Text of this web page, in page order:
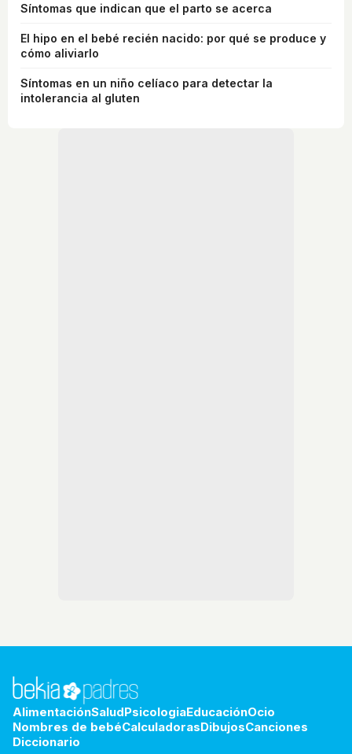
Síntomas que indican que el parto se acerca
El hipo en el bebé recién nacido: por qué se produce y
cómo aliviarlo
Síntomas en un niño celíaco para detectar la
intolerancia al gluten
AlimentaciónSaludPsicologiaEducaciónOcio
Nombres de bebéCalculadorasDibujosCanciones
Diccionario